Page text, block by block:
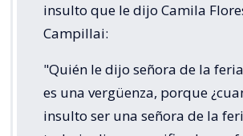
insulto que le dijo Camila
Campillai:
"Quién le dijo señora de la
es una vergüenza, porque
insulto ser una señora de la